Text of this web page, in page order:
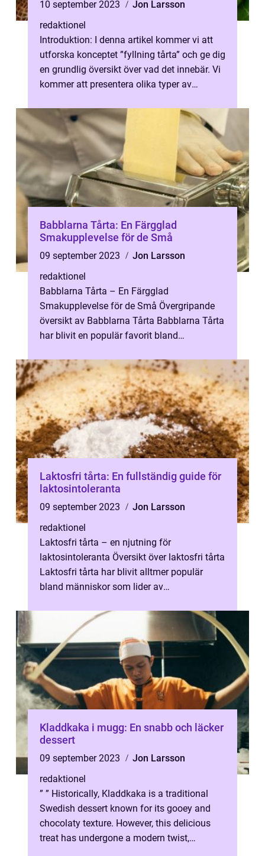
10 september 2023
Jon Larsson
redaktionel
Introduktion: I denna artikel kommer vi att
utforska konceptet ”fyllning tårta” och ge dig
en grundlig översikt över vad det innebär. Vi
kommer att presentera olika typer av
Babblarna Tårta: En Färgglad
Smakupplevelse för de Små
09 september 2023
Jon Larsson
redaktionel
Babblarna Tårta – En Färgglad
Smakupplevelse för de Små Övergripande
översikt av Babblarna Tårta Babblarna Tårta
har blivit en populär favorit bland
t...
Laktosfri tårta: En fullständig guide för
laktosintoleranta
09 september 2023
Jon Larsson
redaktionel
Laktosfri tårta – en njutning för
laktosintoleranta Översikt över laktosfri tårta
Laktosfri tårta har blivit alltmer populär
bland människor som lider av
Kladdkaka i mugg: En snabb och läcker
dessert
09 september 2023
Jon Larsson
redaktionel
” ” Historically, Kladdkaka is a traditional
Swedish dessert known for its gooey and
chocolaty texture. However, this delicious
treat has undergone a modern twist,